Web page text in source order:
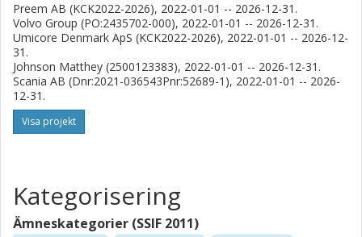
Preem AB (KCK2022-2026), 2022-01-01 -- 2026-12-31.
Volvo Group (PO:2435702-000), 2022-01-01 -- 2026-12-31.
Umicore Denmark ApS (KCK2022-2026), 2022-01-01 -- 2026-12-
31.
Johnson Matthey (2500123383), 2022-01-01 -- 2026-12-31.
Scania AB (Dnr:2021-036543Pnr:52689-1), 2022-01-01 -- 2026-
12-31.
Visa projekt
Kategorisering
Ämneskategorier (SSIF 2011)